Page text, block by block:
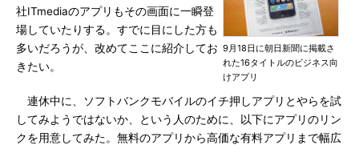
9月18日に朝日新聞に掲載さ
れた16タイトルのビジネス向
けアプリ
社ITmediaのアプリもその画面に一瞬登
場していたりする。すでに目にした方も
多いだろうが、改めてここに紹介してお
きたい。
連休中に、ソフトバンクモバイルのイチ押しアプリとやらを試
してみようではないか、という人のために、以下にアプリのリン
クを用意してみた。無料のアプリから高価な有料アプリまで幅広